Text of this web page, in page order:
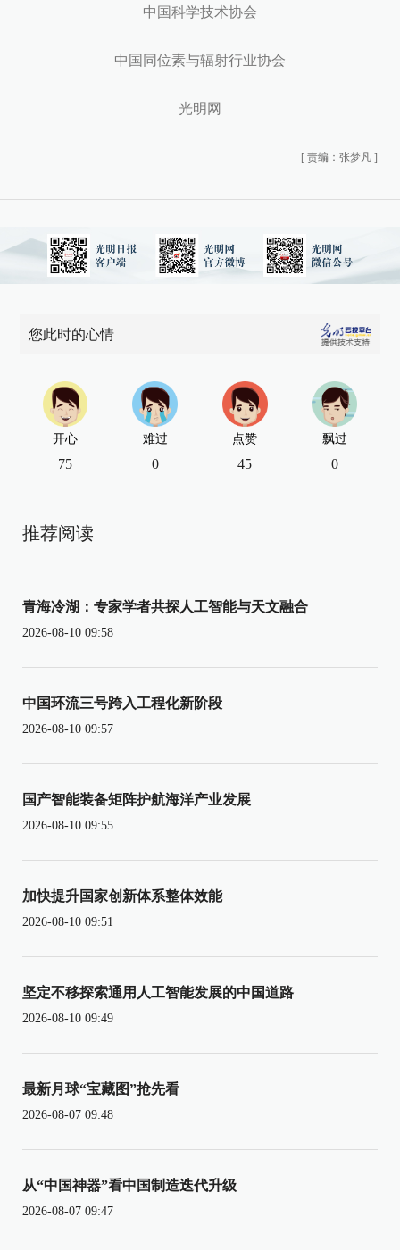
中国科学技术协会
中国同位素与辐射行业协会
光明网
[ 责编：张梦凡 ]
您此时的心情
开心
75
难过
0
点赞
45
飘过
0
推荐阅读
青海冷湖：专家学者共探人工智能与天文融合
2026-08-10 09:58
中国环流三号跨入工程化新阶段
2026-08-10 09:57
国产智能装备矩阵护航海洋产业发展
2026-08-10 09:55
加快提升国家创新体系整体效能
2026-08-10 09:51
坚定不移探索通用人工智能发展的中国道路
2026-08-10 09:49
最新月球“宝藏图”抢先看
2026-08-07 09:48
从“中国神器”看中国制造迭代升级
2026-08-07 09:47